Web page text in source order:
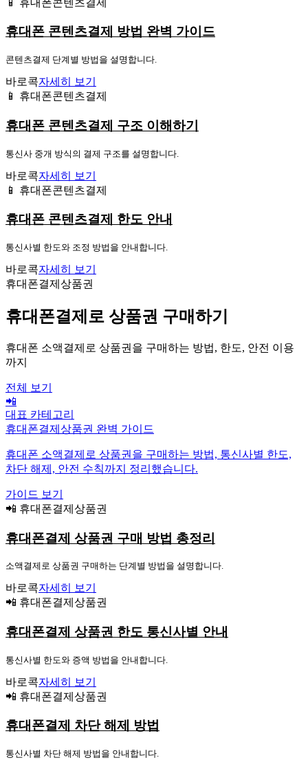
휴대폰 콘텐츠결제 방법 완벽 가이드
콘텐츠결제 단계별 방법을 설명합니다.
바로콕자세히 보기
📱 휴대폰콘텐츠결제
휴대폰 콘텐츠결제 구조 이해하기
통신사 중개 방식의 결제 구조를 설명합니다.
바로콕자세히 보기
📱 휴대폰콘텐츠결제
휴대폰 콘텐츠결제 한도 안내
통신사별 한도와 조정 방법을 안내합니다.
바로콕자세히 보기
휴대폰결제상품권
휴대폰결제로 상품권 구매하기
휴대폰 소액결제로 상품권을 구매하는 방법, 한도, 안전 이용
까지
전체 보기
📲
대표 카테고리
휴대폰결제상품권 완벽 가이드
휴대폰 소액결제로 상품권을 구매하는 방법, 통신사별 한도,
차단 해제, 안전 수칙까지 정리했습니다.
가이드 보기
📲 휴대폰결제상품권
휴대폰결제 상품권 구매 방법 총정리
소액결제로 상품권 구매하는 단계별 방법을 설명합니다.
바로콕자세히 보기
📲 휴대폰결제상품권
휴대폰결제 상품권 한도 통신사별 안내
통신사별 한도와 증액 방법을 안내합니다.
바로콕자세히 보기
📲 휴대폰결제상품권
휴대폰결제 차단 해제 방법
통신사별 차단 해제 방법을 안내합니다.